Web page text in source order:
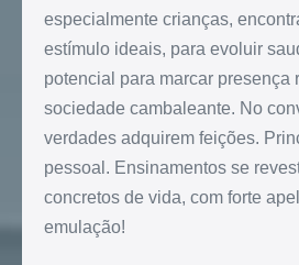
especialmente crianças,
estímulo ideais, para evoluir
potencial para marcar presença
sociedade cambaleante. No
verdades adquirem feições.
pessoal. Ensinamentos se
concretos de vida, com forte
emulação!